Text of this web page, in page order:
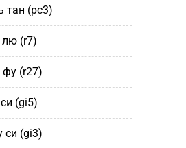
тан (рс3)
лю (r7)
фу (r27)
си (gi5)
си (gi3)